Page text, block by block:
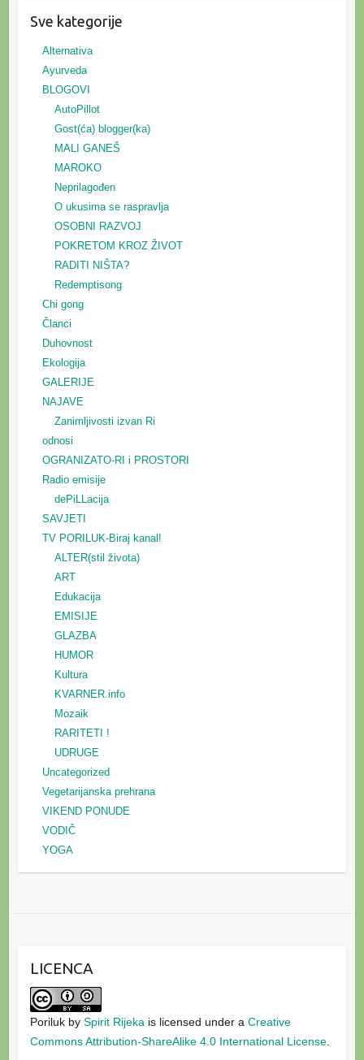
Sve kategorije
Alternativa
Ayurveda
BLOGOVI
AutoPillot
Gost(ća) blogger(ka)
MALI GANEŠ
MAROKO
Neprilagođen
O ukusima se raspravlja
OSOBNI RAZVOJ
POKRETOM KROZ ŽIVOT
RADITI NIŠTA?
Redemptisong
Chi gong
Članci
Duhovnost
Ekologija
GALERIJE
NAJAVE
Zanimljivosti izvan Ri
odnosi
OGRANIZATO-RI i PROSTORI
Radio emisije
dePiLLacija
SAVJETI
TV PORILUK-Biraj kanal!
ALTER(stil života)
ART
Edukacija
EMISIJE
GLAZBA
HUMOR
Kultura
KVARNER.info
Mozaik
RARITETI !
UDRUGE
Uncategorized
Vegetarijanska prehrana
VIKEND PONUDE
VODIČ
YOGA
LICENCA
Porilukby Spirit Rijeka is licensed under a Creative
Commons Attribution-ShareAlike 4.0 International License.